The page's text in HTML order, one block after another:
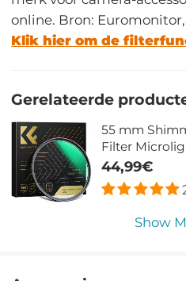
online. Bron:
Klik hier om de
Gerelateerde
55 mm
Filter
Glas
Xcel Serie
44,99€
Show